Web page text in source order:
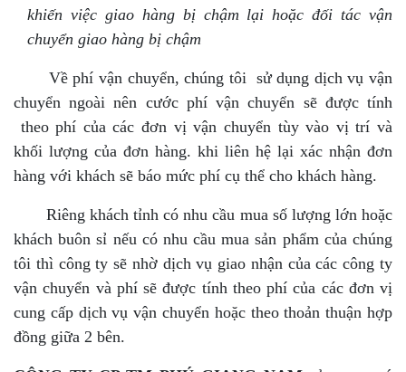
khiến việc giao hàng bị chậm lại hoặc đối tác vận
chuyển giao hàng bị chậm
Về phí vận chuyển, chúng tôi sử dụng dịch vụ vận
chuyển ngoài nên cước phí vận chuyển sẽ được tính
theo phí của các đơn vị vận chuyển tùy vào vị trí và
khối lượng của đơn hàng. khi liên hệ lại xác nhận đơn
hàng với khách sẽ báo mức phí cụ thể cho khách hàng.
Riêng khách tỉnh có nhu cầu mua số lượng lớn hoặc
khách buôn sỉ nếu có nhu cầu mua sản phẩm của chúng
tôi thì công ty sẽ nhờ dịch vụ giao nhận của các công ty
vận chuyển và phí sẽ được tính theo phí của các đơn vị
cung cấp dịch vụ vận chuyển hoặc theo thoản thuận hợp
đồng giữa 2 bên.